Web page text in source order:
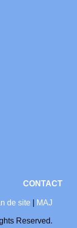
CONTACT
de site MAJ
Reserved.